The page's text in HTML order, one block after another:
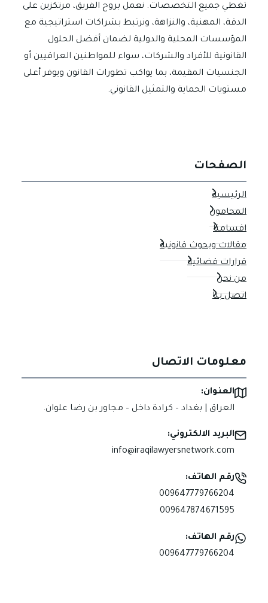
تغطي جميع التخصصات. نعمل بروح الفريق، مرتكزين على
الدقة، المهنية، والنزاهة، ونرتبط بشراكات استراتيجية مع
المؤسسات المحلية والدولية لضمان أفضل الحلول
القانونية للأفراد والشركات، سواء للمواطنين العراقيين أو
الجنسيات المقيمة، بما يواكب تطورات القانون ويوفر أعلى
مستويات الحماية والتمثيل القانوني.
الصفحات
الرئيسية
المحامون
اقسامنا
مقالات وبحوث قانونية
قرارات قضائية
من نحن
اتصل بنا
معلومات الاتصال
العنوان:
العراق | بغداد – كرادة داخل – مجاور بن رضا علوان.
البريد الالكتروني:
info@iraqilawyersnetwork.com
رقم الهاتف:
009647779766204
009647874671595
رقم الهاتف:
009647779766204